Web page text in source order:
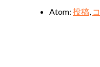
Atom: 投稿,